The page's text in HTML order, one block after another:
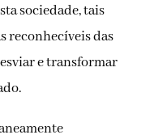
sociedade, tais
reconhecíveis das
e transformar